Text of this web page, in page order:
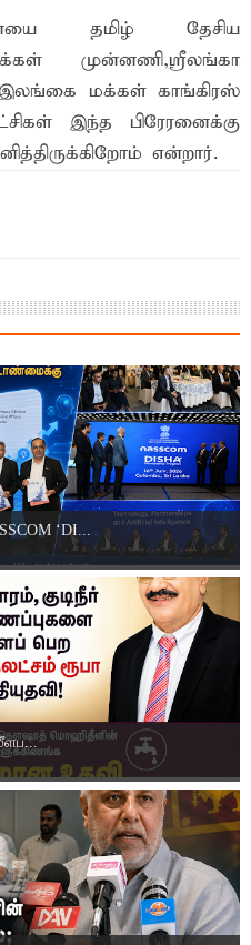
தமிழ் தேசிய
முன்னணி,ஸ்ரீலங்கா
இலங்கை மக்கள் காங்கிரஸ்
இந்த பிரேரனைக்கு
என்றார்.
‘DI...